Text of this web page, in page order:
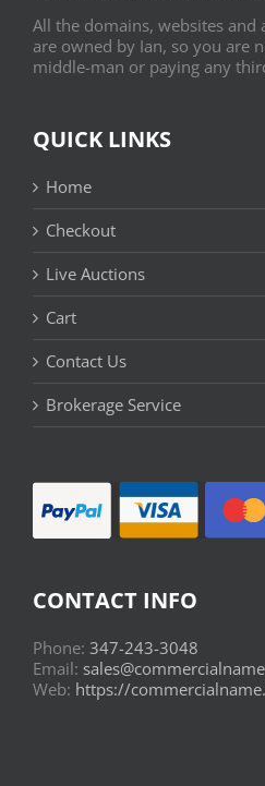
All the domains, websites and
are owned by Ian, so you are
middle-man or paying any
QUICK LINKS
Home
Checkout
Live Auctions
Cart
Contact Us
Brokerage Service
CONTACT INFO
Phone: 347-243-3048
Email:
Web: https://